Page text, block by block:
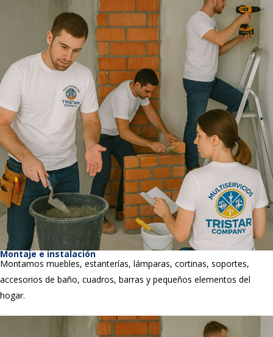
Montaje e instalación
Montamos muebles, estanterías, lámparas, cortinas, soportes,
accesorios de baño, cuadros, barras y pequeños elementos del
hogar.